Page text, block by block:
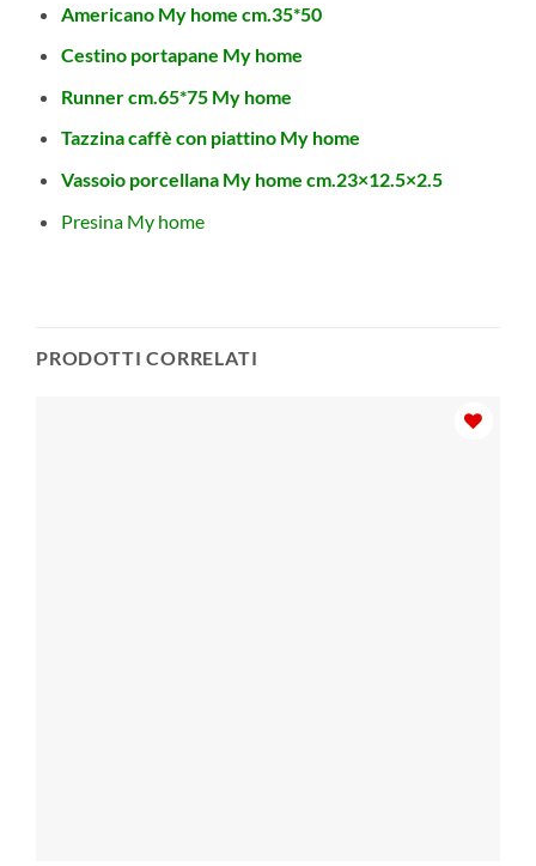
Americano My home cm.35*50
Cestino portapane My home
Runner cm.65*75 My home
Tazzina caffè con piattino My home
Vassoio porcellana My home cm.23×12.5×2.5
Presina My home
PRODOTTI CORRELATI